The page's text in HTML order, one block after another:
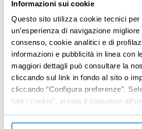
Informazioni sui cookie
Questo sito utilizza cookie tecnici per
un’esperienza di navigazione
consenso, cookie analitici e di
informazioni e pubblicità in linea con
maggiori dettagli può consultare la
cliccando sul link in fondo al sito o
cliccando “Configura preferenze”.
tutti i cookie”, presta il consenso
cookie mentre può revocare il
solo cookie necessari” e saranno
Business
Mindset imprenditoriale
Imprenditoria
Risorse Umane
Vendita
Branding
Seo
Social
E-
Google
Data